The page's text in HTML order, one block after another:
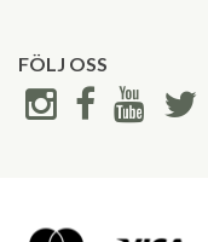
FÖLJ OSS